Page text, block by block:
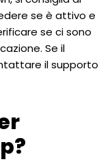
se è attivo e
se ci sono
Se il
il supporto